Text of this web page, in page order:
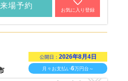
場予約
お気に入り登録
公開日： 2026年8月4日
月々お支払い6万円台～